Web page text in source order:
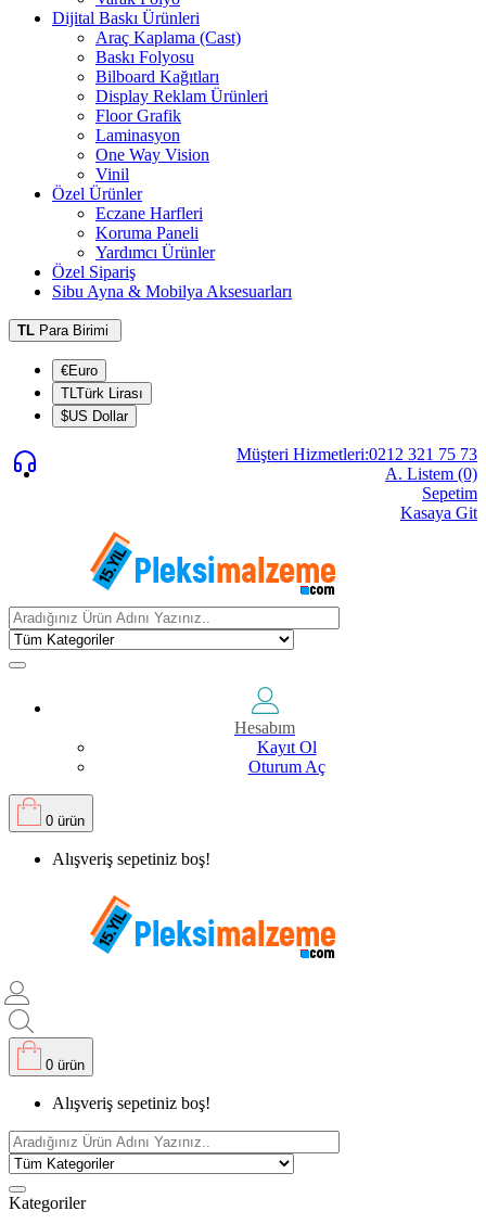
Dijital Baskı Ürünleri
Araç Kaplama (Cast)
Baskı Folyosu
Bilboard Kağıtları
Display Reklam Ürünleri
Floor Grafik
Laminasyon
One Way Vision
Vinil
Özel Ürünler
Eczane Harfleri
Koruma Paneli
Yardımcı Ürünler
Özel Sipariş
Sibu Ayna & Mobilya Aksesuarları
TL Para Birimi
€Euro
TLTürk Lirası
$US Dollar
Müşteri Hizmetleri:0212 321 75 73
A. Listem (0)
Sepetim
Kasaya Git
Hesabım
Kayıt Ol
Oturum Aç
0 ürün
Alışveriş sepetiniz boş!
0 ürün
Alışveriş sepetiniz boş!
Kategoriler